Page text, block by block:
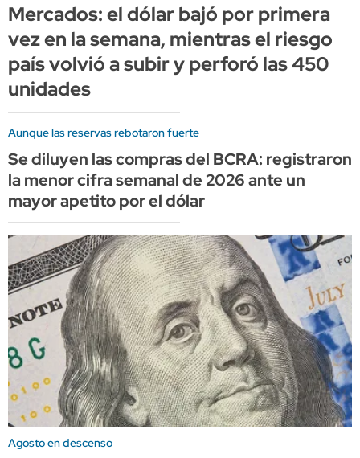
Mercados: el dólar bajó por primera
vez en la semana, mientras el riesgo
país volvió a subir y perforó las 450
unidades
Aunque las reservas rebotaron fuerte
Se diluyen las compras del BCRA: registraron
la menor cifra semanal de 2026 ante un
mayor apetito por el dólar
Agosto en descenso